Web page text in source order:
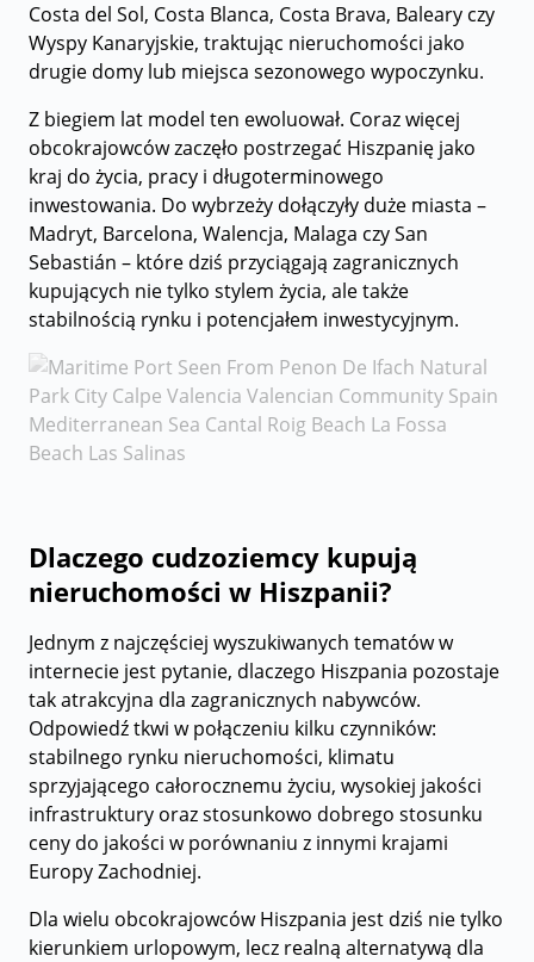
Costa del Sol, Costa Blanca, Costa Brava, Baleary czy
Wyspy Kanaryjskie, traktując nieruchomości jako
drugie domy lub miejsca sezonowego wypoczynku.
Z biegiem lat model ten ewoluował. Coraz więcej
obcokrajowców zaczęło postrzegać Hiszpanię jako
kraj do życia, pracy i długoterminowego
inwestowania. Do wybrzeży dołączyły duże miasta –
Madryt, Barcelona, Walencja, Malaga czy San
Sebastián – które dziś przyciągają zagranicznych
kupujących nie tylko stylem życia, ale także
stabilnością rynku i potencjałem inwestycyjnym.
Dlaczego cudzoziemcy kupują
nieruchomości w Hiszpanii?
Jednym z najczęściej wyszukiwanych tematów w
internecie jest pytanie, dlaczego Hiszpania pozostaje
tak atrakcyjna dla zagranicznych nabywców.
Odpowiedź tkwi w połączeniu kilku czynników:
stabilnego rynku nieruchomości, klimatu
sprzyjającego całorocznemu życiu, wysokiej jakości
infrastruktury oraz stosunkowo dobrego stosunku
ceny do jakości w porównaniu z innymi krajami
Europy Zachodniej.
Dla wielu obcokrajowców Hiszpania jest dziś nie tylko
kierunkiem urlopowym, lecz realną alternatywą dla